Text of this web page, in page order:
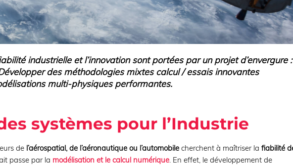
industrielle et l’innovation sont portées par un projet d’envergure :
des méthodologies mixtes calcul / essais innovantes
multi-physiques performantes.
systèmes pour l’Industrie
de l’aérospatial, de l’aéronautique ou l’automobile cherchent à maîtriser lafiabilité
passe par la modélisation et le calcul numérique. En effet, le développement de